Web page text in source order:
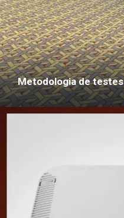
Metodologia de testes